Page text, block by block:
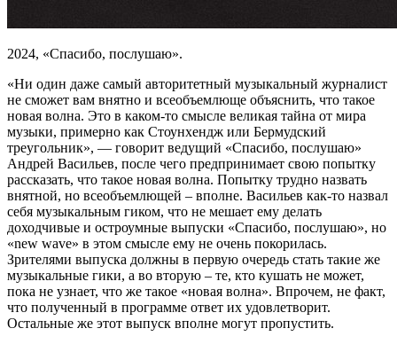
2024, «Спасибо, послушаю».
«Ни один даже самый авторитетный музыкальный журналист
не сможет вам внятно и всеобъемлюще объяснить, что такое
новая волна. Это в каком-то смысле великая тайна от мира
музыки, примерно как Стоунхендж или Бермудский
треугольник», — говорит ведущий «Спасибо, послушаю»
Андрей Васильев, после чего предпринимает свою попытку
рассказать, что такое новая волна. Попытку трудно назвать
внятной, но всеобъемлющей – вполне. Васильев как-то назвал
себя музыкальным гиком, что не мешает ему делать
доходчивые и остроумные выпуски «Спасибо, послушаю», но
«new wave» в этом смысле ему не очень покорилась.
Зрителями выпуска должны в первую очередь стать такие же
музыкальные гики, а во вторую – те, кто кушать не может,
пока не узнает, что же такое «новая волна». Впрочем, не факт,
что полученный в программе ответ их удовлетворит.
Остальные же этот выпуск вполне могут пропустить.